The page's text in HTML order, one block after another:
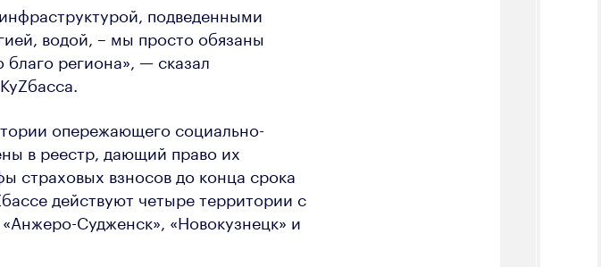
подведенными
водой, – мы просто обязаны
региона», — сказал
опережающего социально-
в реестр, дающий право их
страховых взносов до конца срока
действуют четыре территории с
Судженск», «Новокузнецк» и